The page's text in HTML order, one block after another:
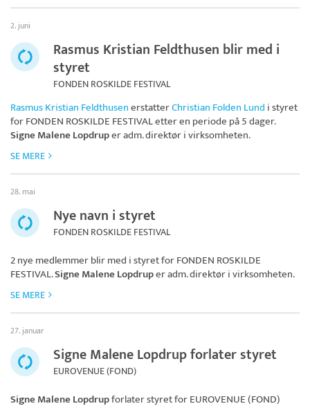
2. juni
Rasmus Kristian Feldthusen blir med i
styret
FONDEN ROSKILDE FESTIVAL
Rasmus Kristian FeldthusenerstatterChristian Folden Lund i styret
forFONDEN ROSKILDE FESTIVALetter en periode på 5 dager.
Signe Malene Lopdruper adm. direktør i virksomheten.
SE MERE
28. mai
Nye navn i styret
FONDEN ROSKILDE FESTIVAL
2 nye medlemmer blir med i styret forFONDEN ROSKILDE
FESTIVAL.Signe Malene Lopdruper adm. direktør i virksomheten.
SE MERE
27. januar
Signe Malene Lopdrup forlater styret
EUROVENUE (FOND)
Signe Malene Lopdrupforlater styret forEUROVENUE (FOND)